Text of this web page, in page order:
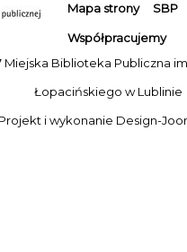
Mapa strony SBP
Współpracujemy
Miejska Biblioteka Publiczna
Łopacińskiego w Lublinie
Projekt i wykonanie Design-